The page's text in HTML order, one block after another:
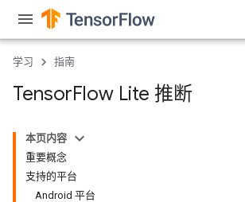
学习 指南
TensorFlow Lite 推断
本页内容
重要概念
支持的平台
Android 平台